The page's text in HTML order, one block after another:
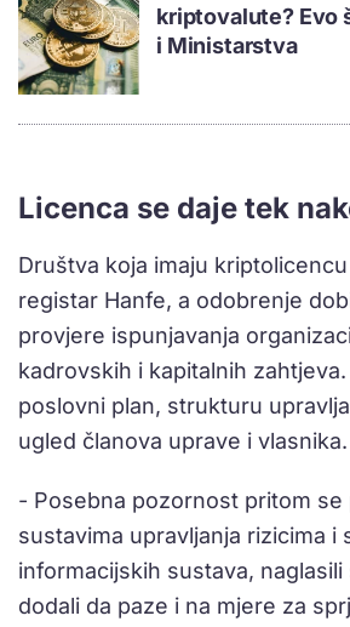
kriptovalute? Evo
i Ministarstva
Licenca se daje tek
Društva koja imaju
registar Hanfe, a odobrenje
provjere ispunjavanja
kadrovskih i kapitalnih
poslovni plan, strukturu
ugled članova uprave i vlasnika.
- Posebna pozornost pritom se
sustavima upravljanja rizicima i
informacijskih sustava,
dodali da paze i na mjere za